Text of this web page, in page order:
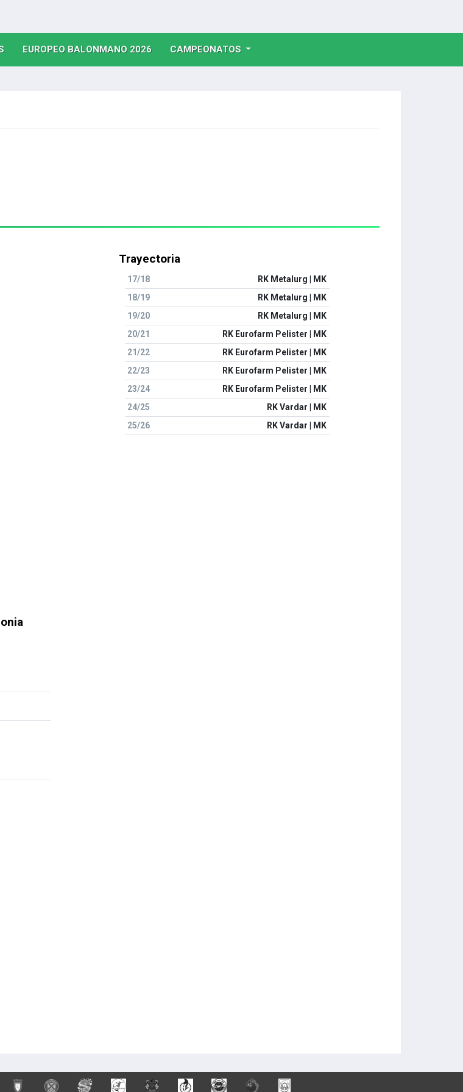
(CURRENT)
EUROPEO BALONMANO 2026(CURRENT)
CAMPEONATOS
Trayectoria
17/18
RK Metalurg | MK
18/19
RK Metalurg | MK
19/20
RK Metalurg | MK
20/21
RK Eurofarm Pelister | MK
21/22
RK Eurofarm Pelister | MK
22/23
RK Eurofarm Pelister | MK
23/24
RK Eurofarm Pelister | MK
24/25
RK Vardar | MK
25/26
RK Vardar | MK